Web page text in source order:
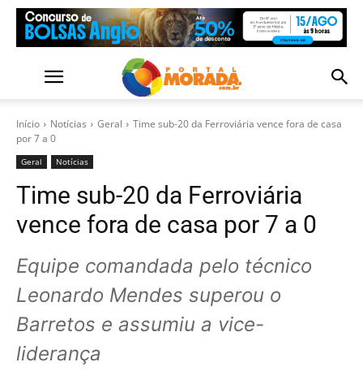
Início Notícias Geral
Time sub-20 da Ferroviária vence fora de casa
por 7 a 0
Geral Notícias
Time sub-20 da Ferroviária
vence fora de casa por 7 a 0
Equipe comandada pelo técnico
Leonardo Mendes superou o
Barretos e assumiu a vice-
liderança